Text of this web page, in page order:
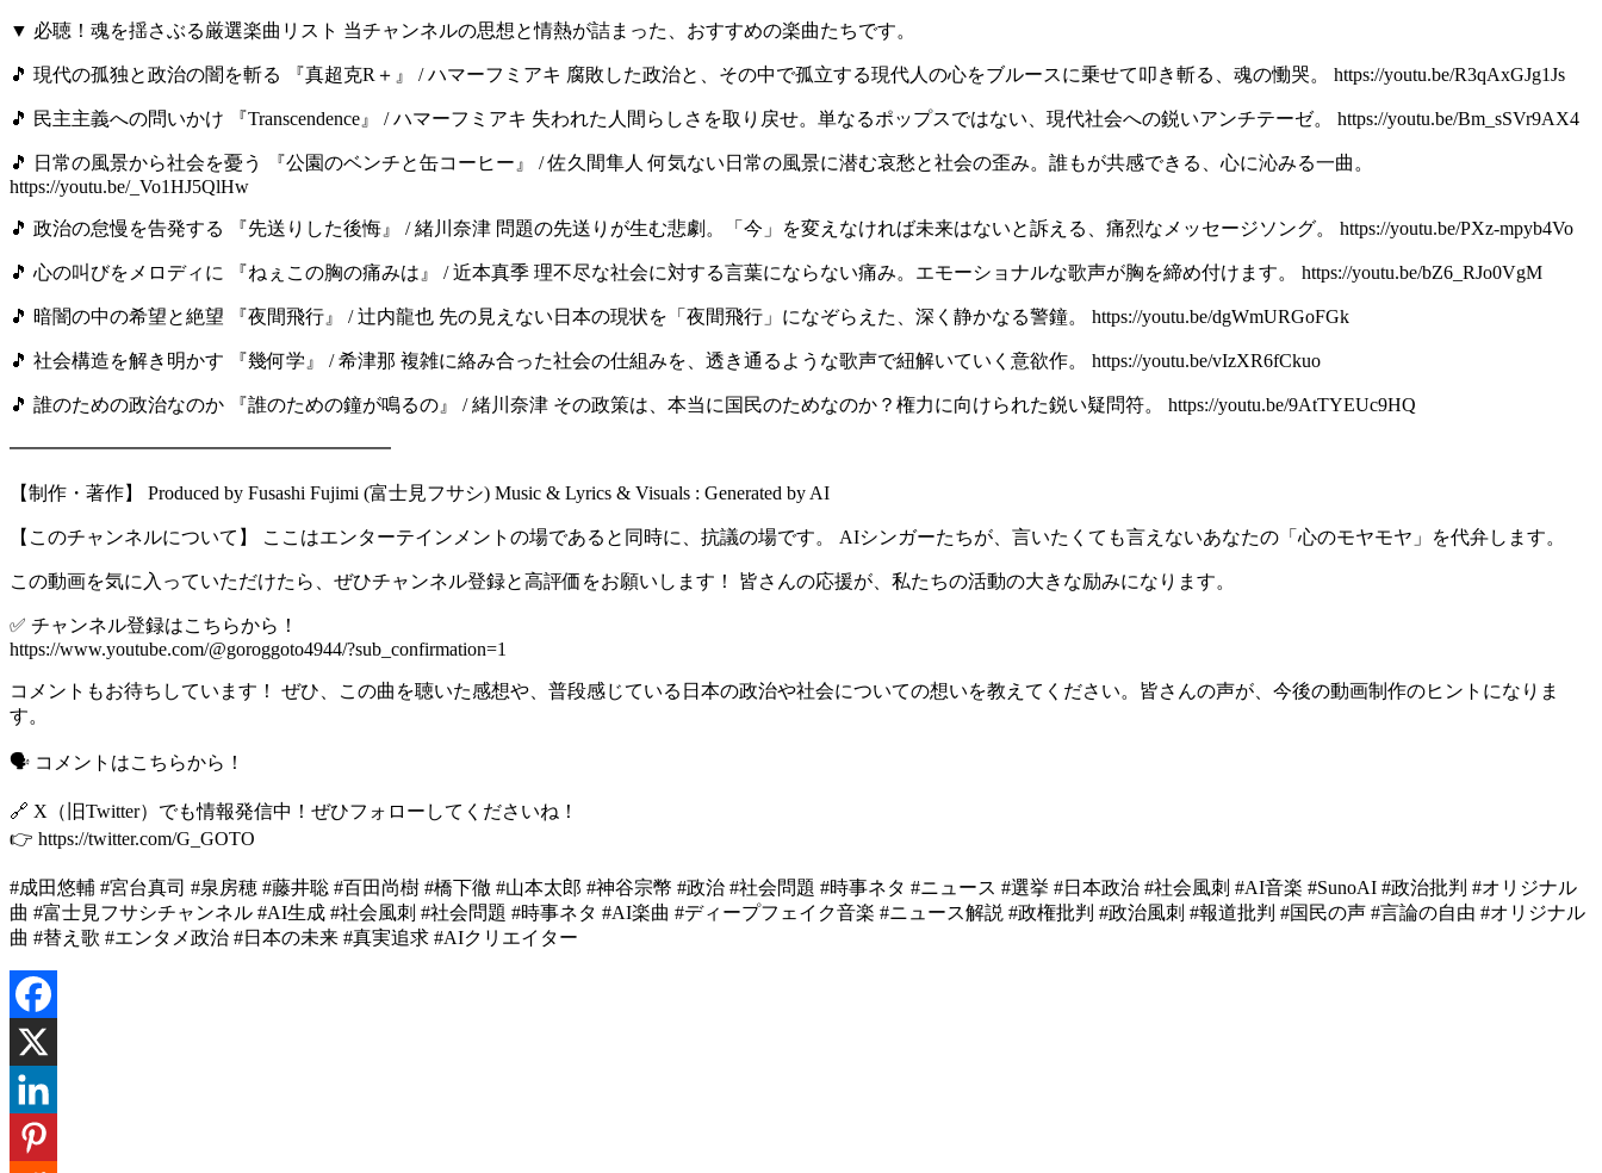
▼ 必聴！魂を揺さぶる厳選楽曲リスト 当チャンネルの思想と情熱が詰まった、おすすめの楽曲たちです。
🎵 現代の孤独と政治の闇を斬る 『真超克R＋』 / ハマーフミアキ 腐敗した政治と、その中で孤立する現代人の心をブルースに乗せて叩き斬る、魂の慟哭。 https://youtu.be/R3qAxGJg1Js
🎵 民主主義への問いかけ 『Transcendence』 / ハマーフミアキ 失われた人間らしさを取り戻せ。単なるポップスではない、現代社会への鋭いアンチテーゼ。 https://youtu.be/Bm_sSVr9AX4
🎵 日常の風景から社会を憂う 『公園のベンチと缶コーヒー』 / 佐久間隼人 何気ない日常の風景に潜む哀愁と社会の歪み。誰もが共感できる、心に沁みる一曲。
https://youtu.be/_Vo1HJ5QlHw
🎵 政治の怠慢を告発する 『先送りした後悔』 / 緒川奈津 問題の先送りが生む悲劇。「今」を変えなければ未来はないと訴える、痛烈なメッセージソング。 https://youtu.be/PXz-mpyb4Vo
🎵 心の叫びをメロディに 『ねぇこの胸の痛みは』 / 近本真季 理不尽な社会に対する言葉にならない痛み。エモーショナルな歌声が胸を締め付けます。 https://youtu.be/bZ6_RJo0VgM
🎵 暗闇の中の希望と絶望 『夜間飛行』 / 辻内龍也 先の見えない日本の現状を「夜間飛行」になぞらえた、深く静かなる警鐘。 https://youtu.be/dgWmURGoFGk
🎵 社会構造を解き明かす 『幾何学』 / 希津那 複雑に絡み合った社会の仕組みを、透き通るような歌声で紐解いていく意欲作。 https://youtu.be/vIzXR6fCkuo
🎵 誰のための政治なのか 『誰のための鐘が鳴るの』 / 緒川奈津 その政策は、本当に国民のためなのか？権力に向けられた鋭い疑問符。 https://youtu.be/9AtTYEUc9HQ
━━━━━━━━━━━━━━━━━━━━
【制作・著作】 Produced by Fusashi Fujimi (富士見フサシ) Music & Lyrics & Visuals : Generated by AI
【このチャンネルについて】 ここはエンターテインメントの場であると同時に、抗議の場です。 AIシンガーたちが、言いたくても言えないあなたの「心のモヤモヤ」を代弁します。
この動画を気に入っていただけたら、ぜひチャンネル登録と高評価をお願いします！ 皆さんの応援が、私たちの活動の大きな励みになります。
✅ チャンネル登録はこちらから！
https://www.youtube.com/@goroggoto4944/?sub_confirmation=1
コメントもお待ちしています！ ぜひ、この曲を聴いた感想や、普段感じている日本の政治や社会についての想いを教えてください。皆さんの声が、今後の動画制作のヒントになりま
す。
🗣 コメントはこちらから！
🔗 X（旧Twitter）でも情報発信中！ぜひフォローしてくださいね！
👉 https://twitter.com/G_GOTO
#成田悠輔 #宮台真司 #泉房穂 #藤井聡 #百田尚樹 #橋下徹 #山本太郎 #神谷宗幣 #政治 #社会問題 #時事ネタ #ニュース #選挙 #日本政治 #社会風刺 #AI音楽 #SunoAI #政治批判 #オリジナル
曲 #富士見フサシチャンネル #AI生成 #社会風刺 #社会問題 #時事ネタ #AI楽曲 #ディープフェイク音楽 #ニュース解説 #政権批判 #政治風刺 #報道批判 #国民の声 #言論の自由 #オリジナル
曲 #替え歌 #エンタメ政治 #日本の未来 #真実追求 #AIクリエイター